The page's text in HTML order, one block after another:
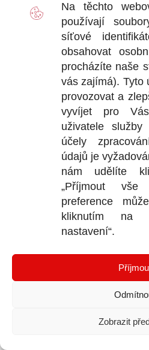
Na těchto
používají
síťové
obsahovat
procházíte naše
vás zajímá). Tyto
provozovat a
vyvíjet pro
uživatele
účely
údajů je
nám udělíte
„Příjmout
preference
kliknutím na
nastavení“.
Zobrazit